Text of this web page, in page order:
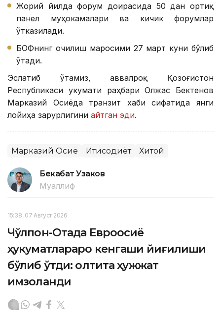
Жорий йилда форум доирасида 50 дан ортиқ
панел муҳокамалари ва кичик форумлар
ўтказилади.
БОФнинг очилиш маросими 27 март куни бўлиб
ўтади.
Эслатиб ўтамиз, аввалроқ Қозоғистон
Республикаси Ҳукумати раҳбари Олжас Бектенов
Марказий Осиёда транзит хаби сифатида янги
лойиҳа зарурлигини айтган эди.
Марказий Осиё Иқтисодиёт Хитой
Бекабат Узаков
Муаллиф
15:38, 07 Август 2026
Чўлпон-Отада Евроосиё
ҳукуматлараро кенгаши йиғилиши
бўлиб ўтди: олтита ҳужжат
имзоланди